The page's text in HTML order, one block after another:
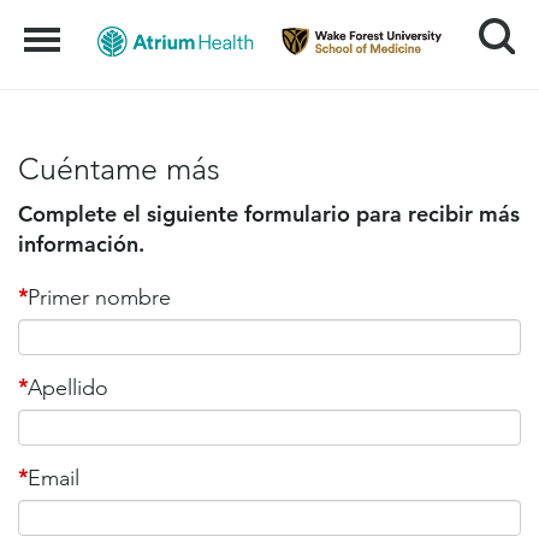
Menu Search
Cuéntame más
Complete el siguiente formulario para recibir más
información.
*Primer nombre
*Apellido
*Email